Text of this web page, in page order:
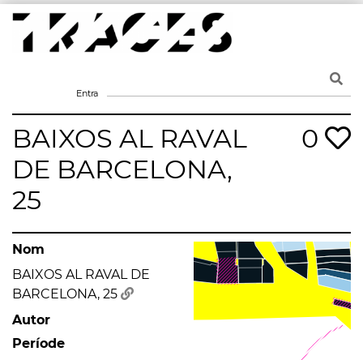
Skip
content
Entra
BAIXOS AL RAVAL
DE BARCELONA,
25
0
Nom
BAIXOS AL RAVAL DE
BARCELONA, 25
Autor
Període